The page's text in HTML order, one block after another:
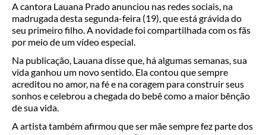
A cantora Lauana Prado anunciou nas redes sociais, na
madrugada desta segunda-feira (19), que está grávida do
seu primeiro filho. A novidade foi compartilhada com os fãs
por meio de um vídeo especial.
Na publicação, Lauana disse que, há algumas semanas, sua
vida ganhou um novo sentido. Ela contou que sempre
acreditou no amor, na fé e na coragem para construir seus
sonhos e celebrou a chegada do bebê como a maior bênção
de sua vida.
A artista também afirmou que ser mãe sempre fez parte dos